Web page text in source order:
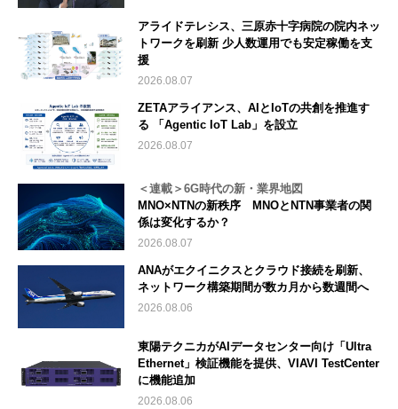
アライドテレシス、三原赤十字病院の院内ネッ
トワークを刷新 少人数運用でも安定稼働を支
援
2026.08.07
ZETAアライアンス、AIとIoTの共創を推進す
る 「Agentic IoT Lab」を設立
2026.08.07
＜連載＞6G時代の新・業界地図
MNO×NTNの新秩序 MNOとNTN事業者の関
係は変化するか？
2026.08.07
ANAがエクイニクスとクラウド接続を刷新、
ネットワーク構築期間が数カ月から数週間へ
2026.08.06
東陽テクニカがAIデータセンター向け「Ultra
Ethernet」検証機能を提供、VIAVI TestCenter
に機能追加
2026.08.06